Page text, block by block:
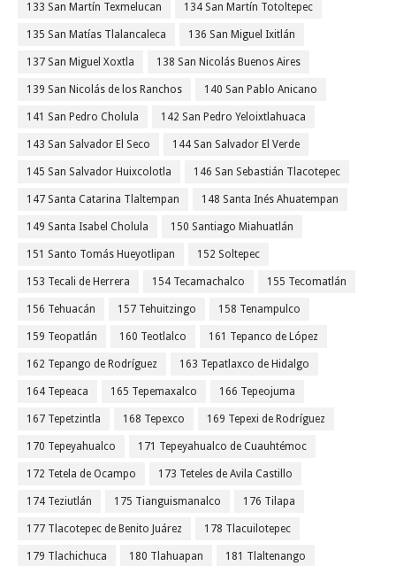
133 San Martín Texmelucan 134 San Martín Totoltepec
135 San Matías Tlalancaleca 136 San Miguel Ixitlán
137 San Miguel Xoxtla 138 San Nicolás Buenos Aires
139 San Nicolás de los Ranchos 140 San Pablo Anicano
141 San Pedro Cholula 142 San Pedro Yeloixtlahuaca
143 San Salvador El Seco 144 San Salvador El Verde
145 San Salvador Huixcolotla 146 San Sebastián Tlacotepec
147 Santa Catarina Tlaltempan 148 Santa Inés Ahuatempan
149 Santa Isabel Cholula 150 Santiago Miahuatlán
151 Santo Tomás Hueyotlipan 152 Soltepec
153 Tecali de Herrera 154 Tecamachalco 155 Tecomatlán
156 Tehuacán 157 Tehuitzingo 158 Tenampulco
159 Teopatlán 160 Teotlalco 161 Tepanco de López
162 Tepango de Rodríguez 163 Tepatlaxco de Hidalgo
164 Tepeaca 165 Tepemaxalco 166 Tepeojuma
167 Tepetzintla 168 Tepexco 169 Tepexi de Rodríguez
170 Tepeyahualco 171 Tepeyahualco de Cuauhtémoc
172 Tetela de Ocampo 173 Teteles de Avila Castillo
174 Teziutlán 175 Tianguismanalco 176 Tilapa
177 Tlacotepec de Benito Juárez 178 Tlacuilotepec
179 Tlachichuca 180 Tlahuapan 181 Tlaltenango